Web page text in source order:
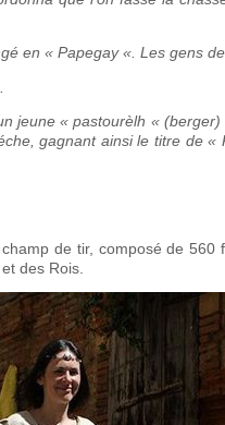
en « Papegay «. Les gens
jeune « pastourèlh «
gagnant ainsi le titre de
de tir, composé de
des Rois.